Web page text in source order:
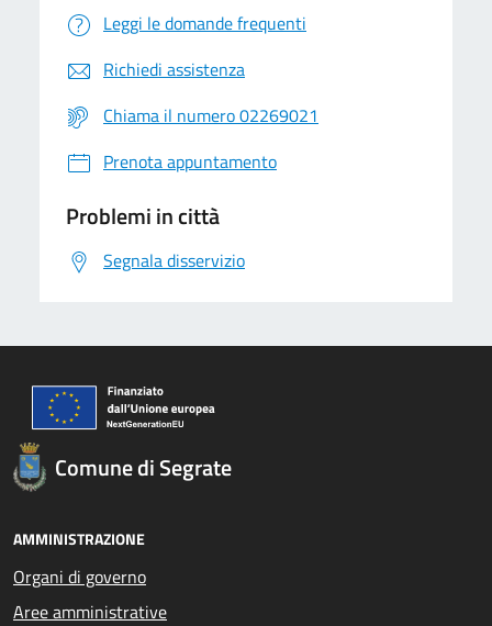
Leggi le domande frequenti
Richiedi assistenza
Chiama il numero 02269021
Prenota appuntamento
Problemi in città
Segnala disservizio
Comune di Segrate
AMMINISTRAZIONE
Organi di governo
Aree amministrative